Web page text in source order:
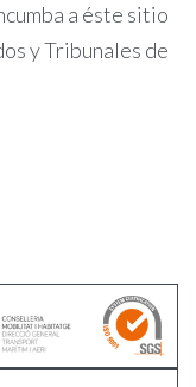
a éste sitio
y Tribunales de